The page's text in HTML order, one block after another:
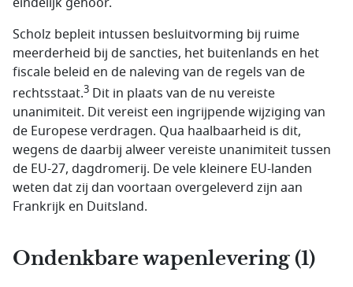
Scholz bepleit intussen besluitvorming bij ruime
meerderheid bij de sancties, het buitenlands en het
fiscale beleid en de naleving van de regels van de
rechtsstaat.3 Dit in plaats van de nu vereiste
unanimiteit. Dit vereist een ingrijpende wijziging van
de Europese verdragen. Qua haalbaarheid is dit,
wegens de daarbij alweer vereiste unanimiteit tussen
de EU-27, dagdromerij. De vele kleinere EU-landen
weten dat zij dan voortaan overgeleverd zijn aan
Frankrijk en Duitsland.
Ondenkbare wapenlevering (1)